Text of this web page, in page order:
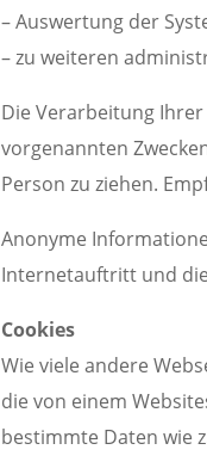
– Auswertung der
– zu weiteren
Die Verarbeitung
vorgenannten
Person zu ziehen.
Anonyme
Internetauftritt und
Cookies
Wie viele andere
die von einem
bestimmte Daten wie